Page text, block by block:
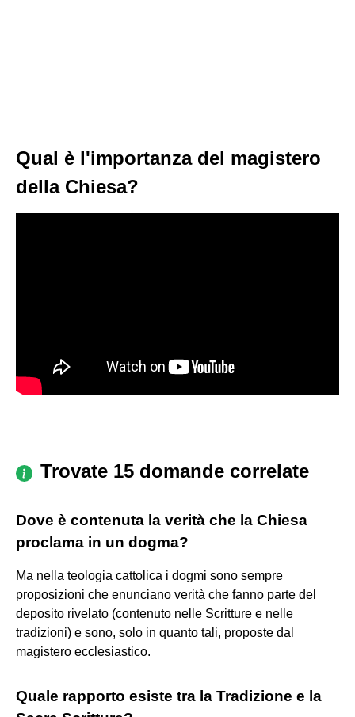
Qual è l'importanza del magistero
della Chiesa?
Trovate 15 domande correlate
Dove è contenuta la verità che la Chiesa
proclama in un dogma?
Ma nella teologia cattolica i dogmi sono sempre
proposizioni che enunciano verità che fanno parte del
deposito rivelato (contenuto nelle Scritture e nelle
tradizioni) e sono, solo in quanto tali, proposte dal
magistero ecclesiastico.
Quale rapporto esiste tra la Tradizione e la